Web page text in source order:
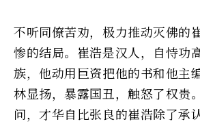
不听同僚苦劝，极力推动灭佛的
惨的结局。崔浩是汉人，自恃功
族，他动用巨资把他的书和他主
林显扬，暴露国丑，触怒了权贵
问，才华自比张良的崔浩除了承